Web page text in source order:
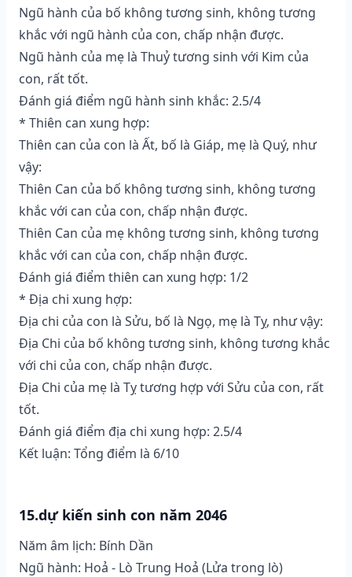
Ngũ hành của bố không tương sinh, không tương
khắc với ngũ hành của con, chấp nhận được.
Ngũ hành của mẹ là Thuỷ tương sinh với Kim của
con, rất tốt.
Đánh giá điểm ngũ hành sinh khắc: 2.5/4
* Thiên can xung hợp:
Thiên can của con là Ất, bố là Giáp, mẹ là Quý, như
vậy:
Thiên Can của bố không tương sinh, không tương
khắc với can của con, chấp nhận được.
Thiên Can của mẹ không tương sinh, không tương
khắc với can của con, chấp nhận được.
Đánh giá điểm thiên can xung hợp: 1/2
* Địa chi xung hợp:
Địa chi của con là Sửu, bố là Ngọ, mẹ là Tỵ, như vậy:
Địa Chi của bố không tương sinh, không tương khắc
với chi của con, chấp nhận được.
Địa Chi của mẹ là Tỵ tương hợp với Sửu của con, rất
tốt.
Đánh giá điểm địa chi xung hợp: 2.5/4
Kết luận: Tổng điểm là 6/10
15.dự kiến sinh con năm 2046
Năm âm lịch: Bính Dần
Ngũ hành: Hoả - Lò Trung Hoả (Lửa trong lò)